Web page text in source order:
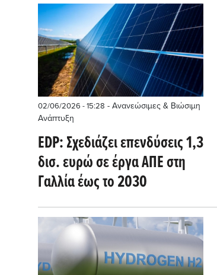
02/06/2026 - 15:28 - Ανανεώσιμες & Βιώσιμη
Ανάπτυξη
EDP: Σχεδιάζει επενδύσεις 1,3
δισ. ευρώ σε έργα ΑΠΕ στη
Γαλλία έως το 2030